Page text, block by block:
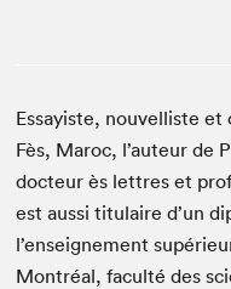
Essayiste, nouvelliste
Fès, Maroc, l’auteur de
docteur ès lettres et
est aussi titulaire d’un
l’enseignement
Montréal, faculté des